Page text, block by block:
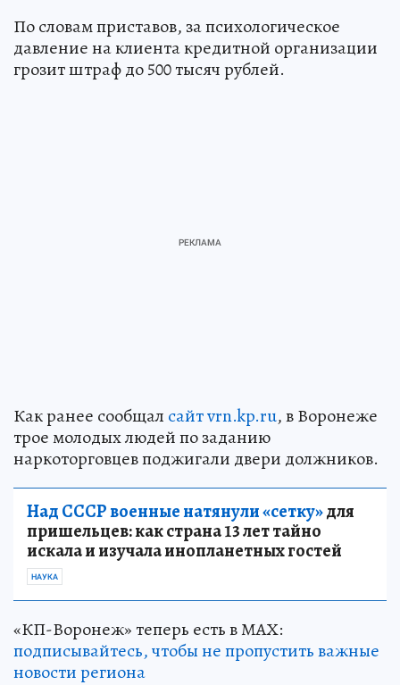
По словам приставов, за психологическое
давление на клиента кредитной организации
грозит штраф до 500 тысяч рублей.
Как ранее сообщал сайт vrn.kp.ru, в Воронеже
трое молодых людей по заданию
наркоторговцев поджигали двери должников.
Над СССР военные натянули «сетку»для
пришельцев: как страна 13 лет тайно
искала и изучала инопланетных гостей
НАУКА
«КП-Воронеж» теперь есть в МАХ:
подписывайтесь, чтобы не пропустить важные
новости региона